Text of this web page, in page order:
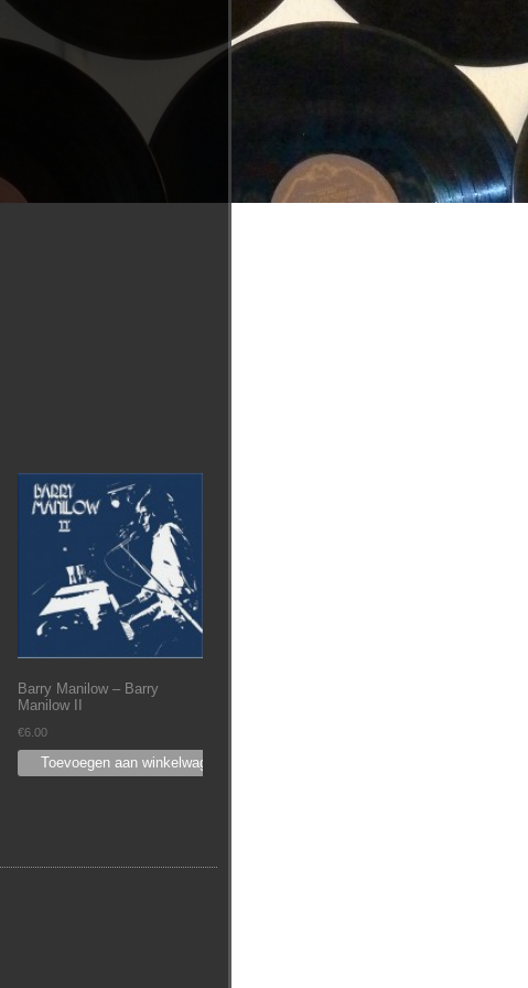
Barry Manilow – Barry
Manilow II
€6.00
Toevoegen aan winkelwagen